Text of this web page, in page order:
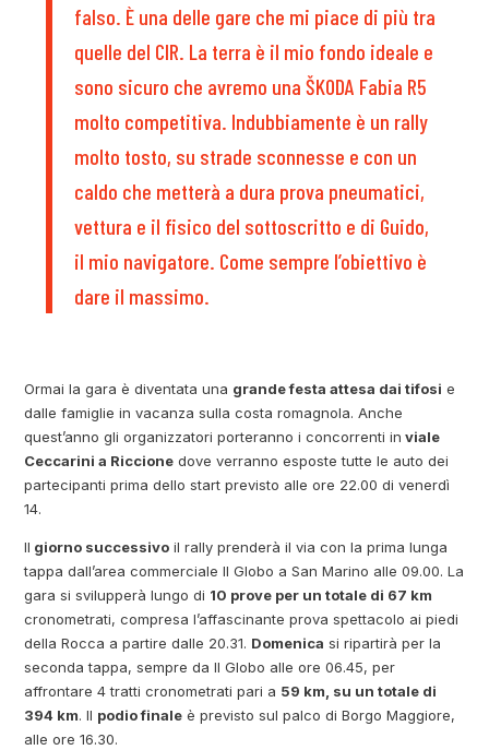
falso. È una delle gare che mi piace di più tra
quelle del CIR. La terra è il mio fondo ideale e
sono sicuro che avremo una ŠKODA Fabia R5
molto competitiva. Indubbiamente è un rally
molto tosto, su strade sconnesse e con un
caldo che metterà a dura prova pneumatici,
vettura e il fisico del sottoscritto e di Guido,
il mio navigatore. Come sempre l’obiettivo è
dare il massimo.
Ormai la gara è diventata una grande festa attesa dai tifosi e
dalle famiglie in vacanza sulla costa romagnola. Anche
quest’anno gli organizzatori porteranno i concorrenti in viale
Ceccarini a Riccione dove verranno esposte tutte le auto dei
partecipanti prima dello start previsto alle ore 22.00 di venerdì
14.
Il giorno successivo il rally prenderà il via con la prima lunga
tappa dall’area commerciale Il Globo a San Marino alle 09.00. La
gara si svilupperà lungo di 10 prove per un totale di 67 km
cronometrati, compresa l’affascinante prova spettacolo ai piedi
della Rocca a partire dalle 20.31. Domenica si ripartirà per la
seconda tappa, sempre da Il Globo alle ore 06.45, per
affrontare 4 tratti cronometrati pari a 59 km, su un totale di
394 km. Il podio finale è previsto sul palco di Borgo Maggiore,
alle ore 16.30.